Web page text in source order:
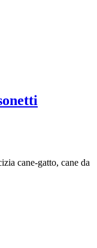
cane-gatto, cane da